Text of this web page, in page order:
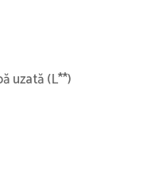
uzată (L**)